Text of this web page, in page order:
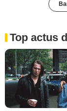
Top actus